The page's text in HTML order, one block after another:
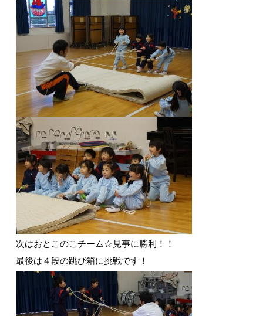
次はおとこのこチーム☆見事に勝利！！
最後は４段の跳び箱に挑戦です！